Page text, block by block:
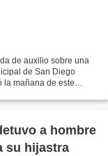
de auxilio sobre una
de San Diego
la mañana de este
a hombre
su hijastra